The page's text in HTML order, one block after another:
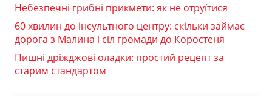
Небезпечні грибні прикмети: як не отруїтися
60 хвилин до інсультного центру: скільки займає
дорога з Малина і сіл громади до Коростеня
Пишні дріжджові оладки: простий рецепт за
старим стандартом